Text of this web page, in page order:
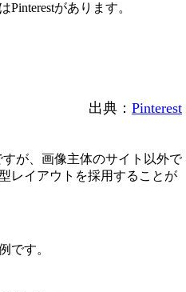
があります。
出典： Pinterest
すが、画像主体のサイト以外で
レイアウトを採用することが
です。